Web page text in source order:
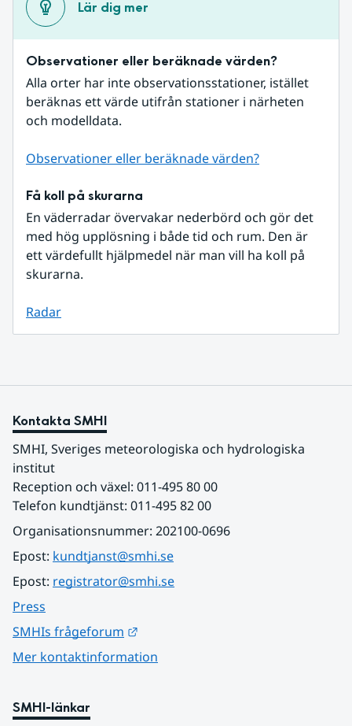
Lär dig mer
Observationer eller beräknade värden?
Alla orter har inte observationsstationer, istället
beräknas ett värde utifrån stationer i närheten
och modelldata.
Observationer eller beräknade värden?
Få koll på skurarna
En väderradar övervakar nederbörd och gör det
med hög upplösning i både tid och rum. Den är
ett värdefullt hjälpmedel när man vill ha koll på
skurarna.
Radar
Kontakta SMHI
SMHI, Sveriges meteorologiska och hydrologiska
institut
Reception och växel: 011-495 80 00
Telefon kundtjänst: 011-495 82 00
Organisationsnummer: 202100-0696
Epost: kundtjanst@smhi.se
Epost: registrator@smhi.se
Press
SMHIs frågeforum
Mer kontaktinformation
SMHI-länkar